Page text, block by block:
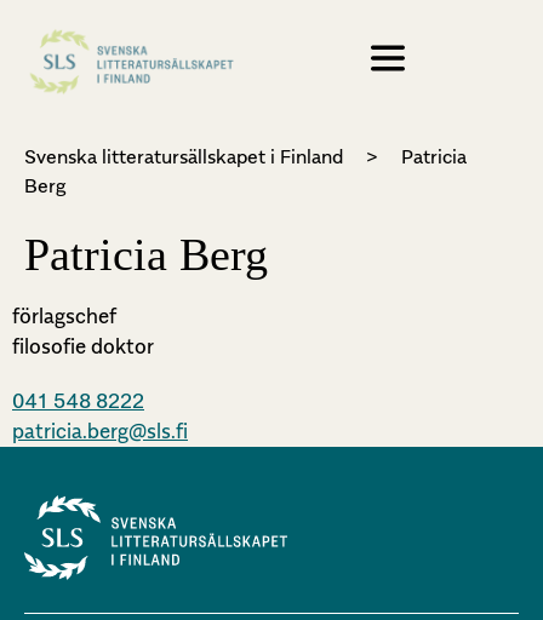
Svenska litteratursällskapet i Finland >
Patricia
Berg
Patricia Berg
förlagschef
filosofie doktor
041 548 8222
patricia.berg@sls.fi